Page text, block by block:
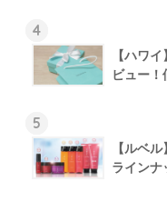
4
【ハワ
ビュー
5
【ルベ
ラインナ